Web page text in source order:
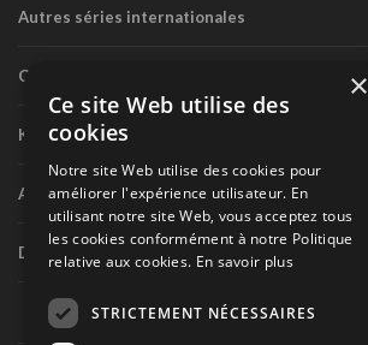
Autres séries internationales
Circuit routier canadien
Karting
Autres séries nationales
Divers
×
Ce site Web utilise des
cookies
Notre site Web utilise des cookies pour
améliorer l'expérience utilisateur. En
utilisant notre site Web, vous acceptez tous
les cookies conformément à notre Politique
relative aux cookies. En savoir plus
STRICTEMENT NÉCESSAIRES